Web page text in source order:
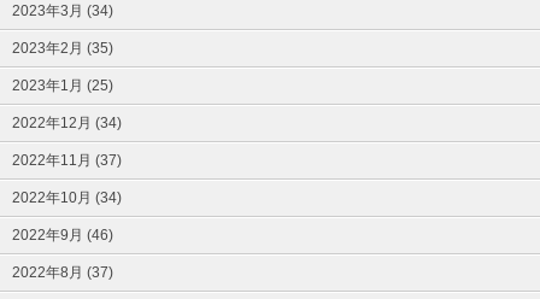
2023年3月 (34)
2023年2月 (35)
2023年1月 (25)
2022年12月 (34)
2022年11月 (37)
2022年10月 (34)
2022年9月 (46)
2022年8月 (37)